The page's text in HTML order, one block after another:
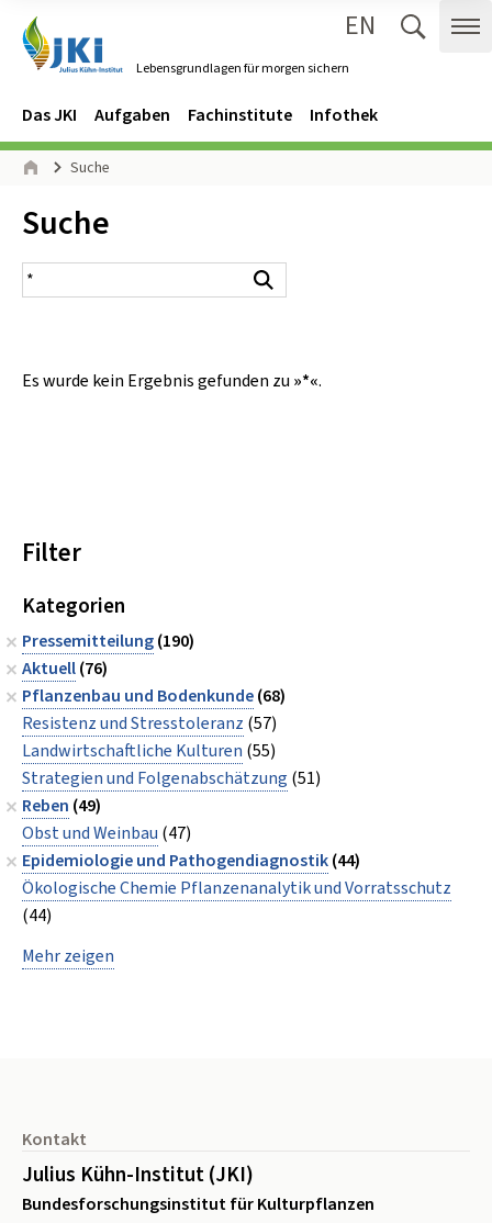
Lebensgrundlagen für morgen sichern
EN
Navigation
Hauptmenü
Das JKI Aufgaben Fachinstitute Infothek
Seitenpfad
Suche
Inhalt:
Suche
Suchergebnis
Es wurde kein Ergebnis gefunden zu »*«.
Filter
Kategorien
Pressemitteilung(190)
Aktuell(76)
Pflanzenbau und Bodenkunde(68)
Resistenz und Stresstoleranz (57)
Landwirtschaftliche Kulturen (55)
Strategien und Folgenabschätzung (51)
Reben (49)
Obst und Weinbau (47)
Epidemiologie und Pathogendiagnostik(44)
Ökologische Chemie Pflanzenanalytik und Vorratsschutz
(44)
Mehr zeigen
Kontakt
Julius Kühn-Institut (JKI)
Bundesforschungsinstitut für Kulturpflanzen